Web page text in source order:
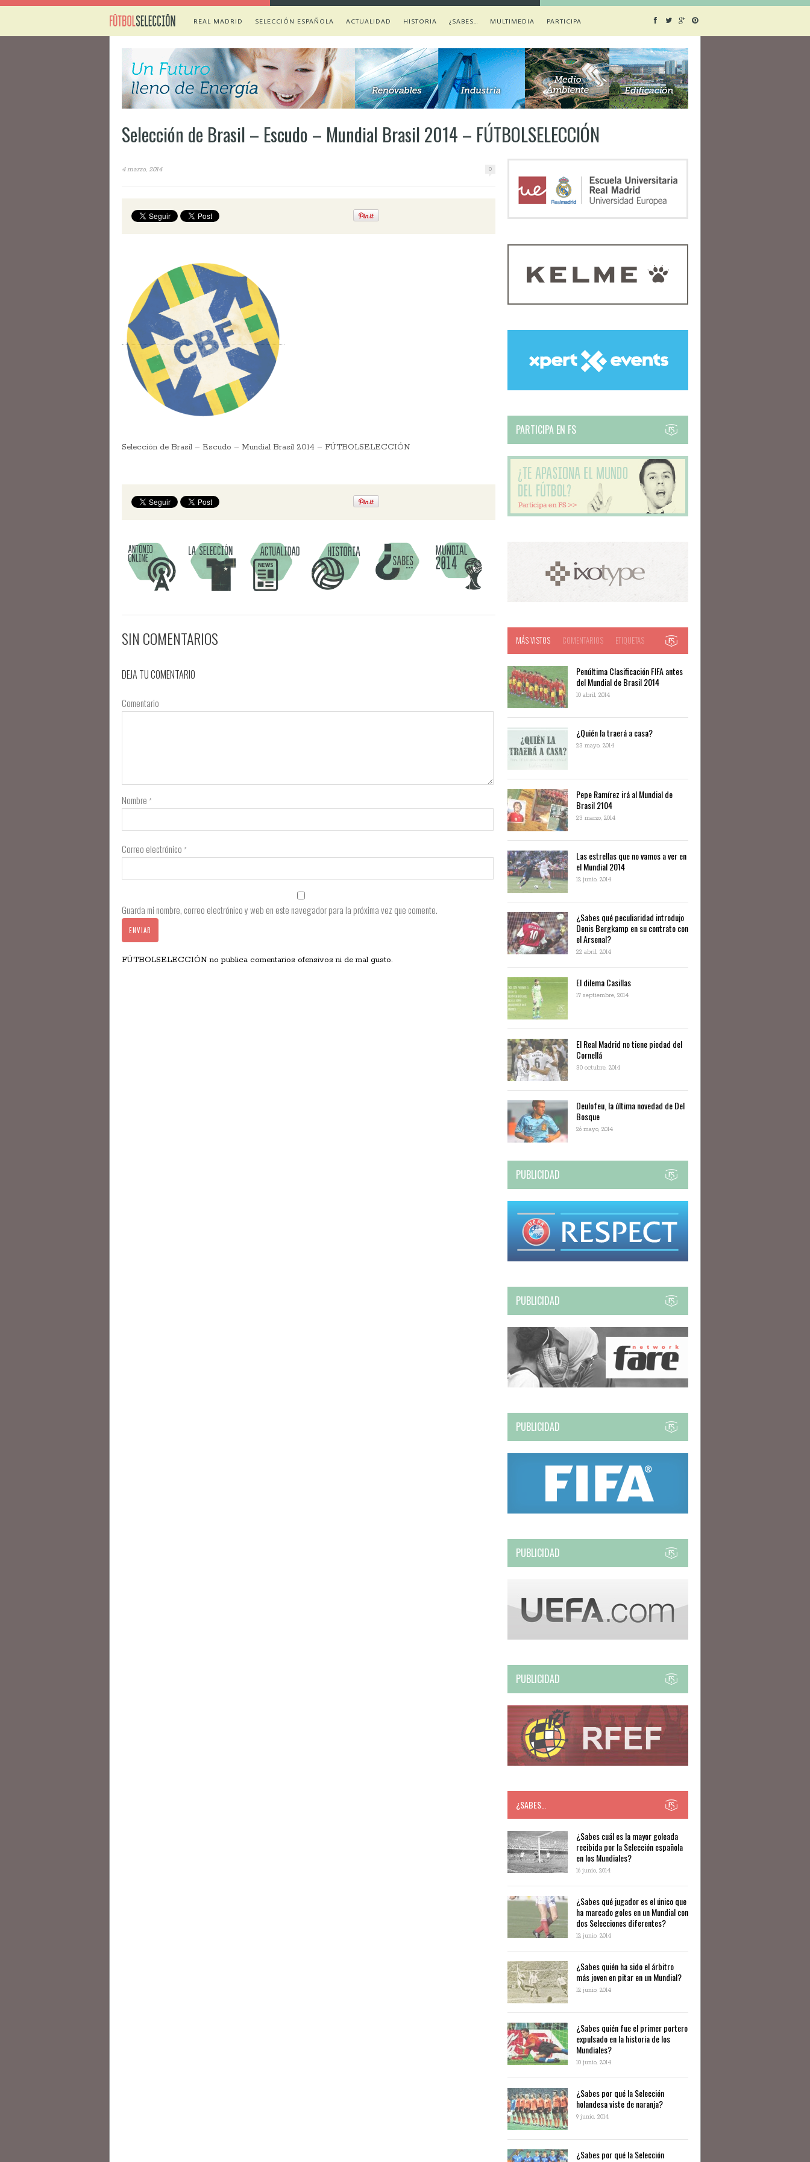
REAL MADRID SELECCIÓN ESPAÑOLA ACTUALIDAD HISTORIA ¿SABES… MULTIMEDIA PARTICIPA
Selección de Brasil – Escudo – Mundial Brasil 2014 – FÚTBOLSELECCIÓN
4 marzo, 2014 0
Selección de Brasil – Escudo – Mundial Brasil 2014 – FÚTBOLSELECCIÓN
SIN COMENTARIOS
DEJA TU COMENTARIO
Comentario
Nombre *
Correo electrónico *
Guarda mi nombre, correo electrónico y web en este navegador para la próxima vez que comente.
FÚTBOLSELECCIÓN no publica comentarios ofensivos ni de mal gusto.
PARTICIPA EN FS
MÁS VISTOS COMENTARIOS ETIQUETAS
Penúltima Clasificación FIFA antes
del Mundial de Brasil 2014
10 abril, 2014
¿Quién la traerá a casa?
23 mayo, 2014
Pepe Ramírez irá al Mundial de
Brasil 2104
23 marzo, 2014
Las estrellas que no vamos a ver en
el Mundial 2014
12 junio, 2014
¿Sabes qué peculiaridad introdujo
Denis Bergkamp en su contrato con
el Arsenal?
22 abril, 2014
El dilema Casillas
17 septiembre, 2014
El Real Madrid no tiene piedad del
Cornellá
30 octubre, 2014
Deulofeu, la última novedad de Del
Bosque
26 mayo, 2014
PUBLICIDAD
PUBLICIDAD
PUBLICIDAD
PUBLICIDAD
PUBLICIDAD
¿SABES…
​​¿Sabes cuál es la mayor goleada
recibida por la Selección española
en los Mundiales?
16 junio, 2014
¿Sabes qué jugador es el único que
ha marcado goles en un Mundial con
dos Selecciones diferentes?
12 junio, 2014
¿Sabes quién ha sido el árbitro
más joven en pitar en un Mundial?
12 junio, 2014
¿Sabes quién fue el primer portero
expulsado en la historia de los
Mundiales?
10 junio, 2014
​¿Sabes por qué la Selección
holandesa viste de naranja?
9 junio, 2014
¿Sabes por qué la Selección